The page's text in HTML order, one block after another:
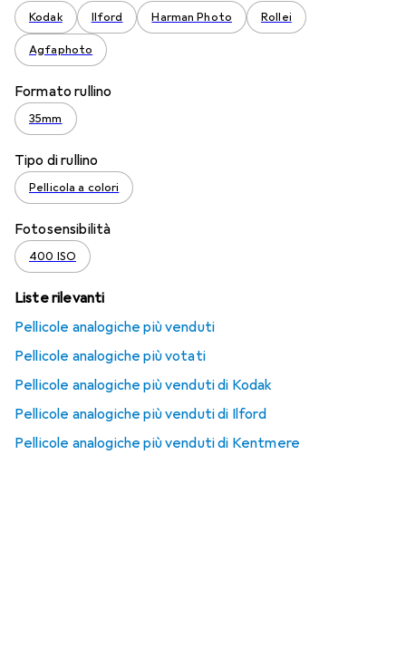
Kodak Ilford Harman Photo Rollei
Agfaphoto
Formato rullino
35mm
Tipo di rullino
Pellicola a colori
Fotosensibilità
400 ISO
Liste rilevanti
Pellicole analogiche più venduti
Pellicole analogiche più votati
Pellicole analogiche più venduti di Kodak
Pellicole analogiche più venduti di Ilford
Pellicole analogiche più venduti di Kentmere